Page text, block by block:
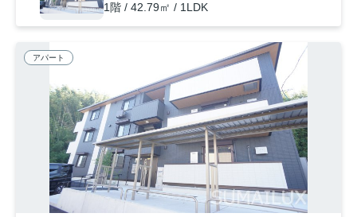
1階 / 42.79㎡ / 1LDK
アパート